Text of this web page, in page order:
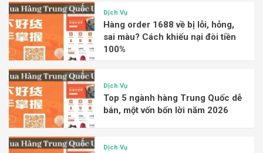
Dịch Vụ
Hàng order 1688 về bị lỗi, hỏng,
sai màu? Cách khiếu nại đòi tiền
100%
Dịch Vụ
Top 5 ngành hàng Trung Quốc dễ
bán, một vốn bốn lời năm 2026
Dịch Vụ